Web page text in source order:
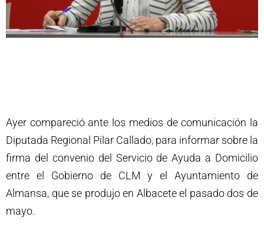
Ayer compareció ante los medios de comunicación la
Diputada Regional Pilar Callado, para informar sobre la
firma del convenio del Servicio de Ayuda a Domicilio
entre el Gobierno de CLM y el Ayuntamiento de
Almansa, que se produjo en Albacete el pasado dos de
mayo.